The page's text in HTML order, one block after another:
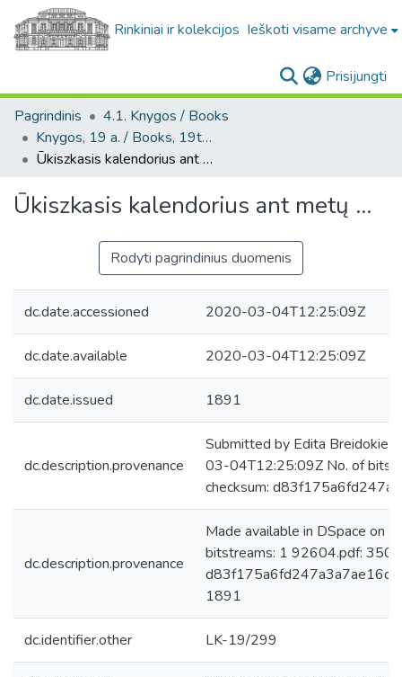
Rinkiniai ir kolekcijos Ieškoti visame archyve
Prisijungti
Pagrindinis
4.1. Knygos / Books
Knygos, 19 a. / Books, 19th century
Ūkiszkasis kalendorius ant metų ...
Ūkiszkasis kalendorius ant metų ...
Rodyti pagrindinius duomenis
dc.date.accessioned 2020-03-04T12:25:09Z
dc.date.available 2020-03-04T12:25:09Z
dc.date.issued 1891
dc.description.provenance
Submitted by Edita
03-04T12:25:09Z No. of
checksum:
dc.description.provenance
Made available in DSpace on
bitstreams: 1 92604.pdf:
1891
dc.identifier.other LK-19/299